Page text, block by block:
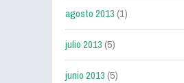
agosto 2013(1)
julio 2013(5)
junio 2013(5)